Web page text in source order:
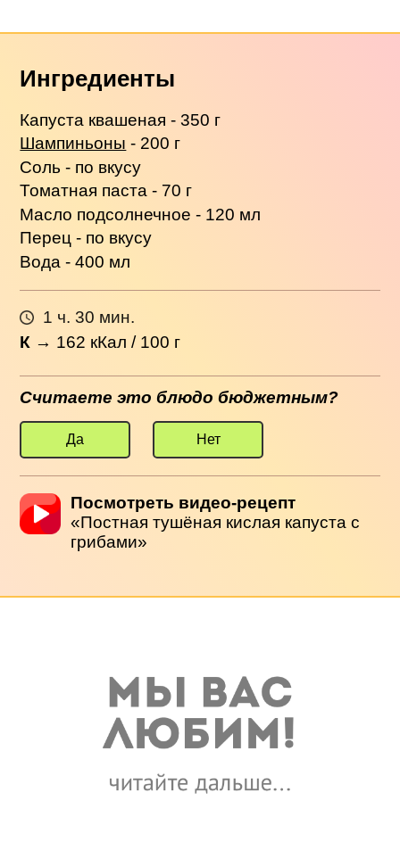
Ингредиенты
Капуста квашеная - 350 г
Шампиньоны - 200 г
Соль - по вкусу
Томатная паста - 70 г
Масло подсолнечное - 120 мл
Перец - по вкусу
Вода - 400 мл
1 ч. 30 мин.
К → 162 кКал / 100 г
Считаете это блюдо бюджетным?
Да Нет
Посмотреть видео-рецепт
«Постная тушёная кислая капуста с
грибами»